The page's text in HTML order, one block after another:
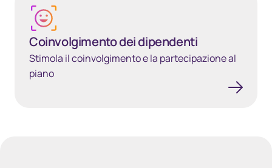
Coinvolgimento dei dipendenti
Stimola il coinvolgimento e la partecipazione al
piano